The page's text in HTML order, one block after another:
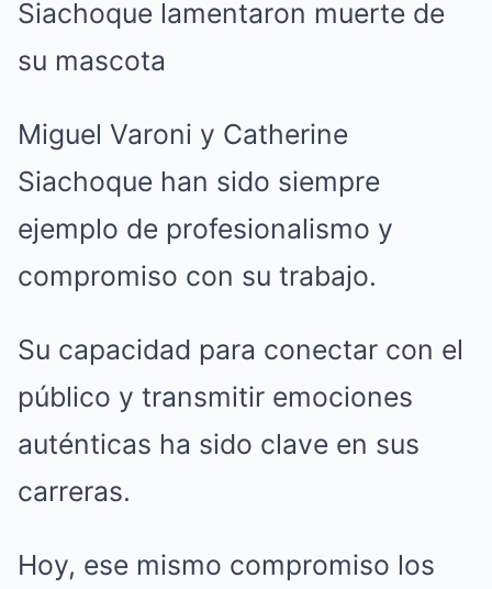
Miguel Varoni y Catherine
Siachoque han sido siempre
ejemplo de profesionalismo y
compromiso con su trabajo.
Su capacidad para conectar con el
público y transmitir emociones
auténticas ha sido clave en sus
carreras.
Hoy, ese mismo compromiso los